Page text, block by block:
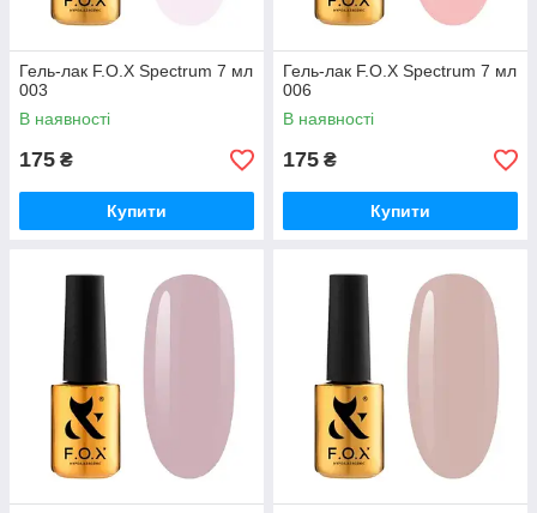
Гель-лак F.O.X Spectrum 7 мл
003
В наявності
175 ₴
Купити
Гель-лак F.O.X Spectrum 7 мл
006
В наявності
175 ₴
Купити